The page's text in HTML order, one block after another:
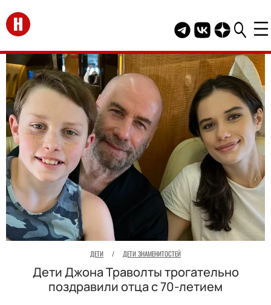
Перейти на главную
Telegram канал
Группа HELLO
Канал
ДЕТИ / ДЕТИ ЗНАМЕНИТОСТЕЙ
Дети Джона Траволты трогательно
поздравили отца с 70-летием